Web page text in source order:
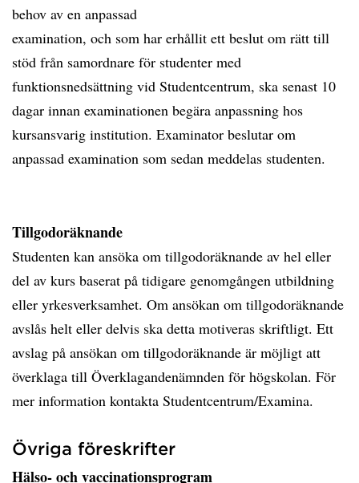
behov av en anpassad
examination, och som har erhållit ett beslut om rätt till
stöd från samordnare för studenter med
funktionsnedsättning vid Studentcentrum, ska senast 10
dagar innan examinationen begära anpassning hos
kursansvarig institution. Examinator beslutar om
anpassad examination som sedan meddelas studenten.
Tillgodoräknande
Studenten kan ansöka om tillgodoräknande av hel eller
del av kurs baserat på tidigare genomgången utbildning
eller yrkesverksamhet. Om ansökan om tillgodoräknande
avslås helt eller delvis ska detta motiveras skriftligt. Ett
avslag på ansökan om tillgodoräknande är möjligt att
överklaga till Överklagandenämnden för högskolan. För
mer information kontakta Studentcentrum/Examina.
Övriga föreskrifter
Hälso- och vaccinationsprogram